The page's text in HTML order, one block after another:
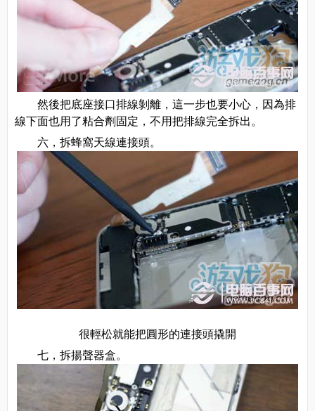
然後把底座接口排線剝離，這一步也要小心，因為排
線下面也用了粘合劑固定，不用把排線完全拆出。
六，拆蜂窩天線連接頭。
很輕松就能把圓形的連接頭撬開
七，拆揚聲器盒。